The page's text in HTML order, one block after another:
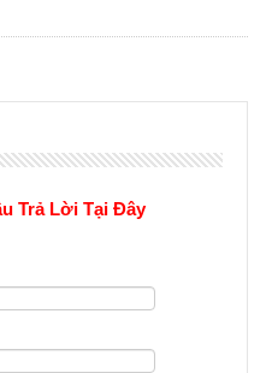
Trả Lời Tại Đây